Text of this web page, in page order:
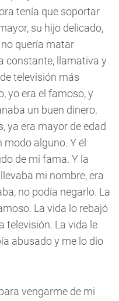
tenía que soportar
su hijo delicado,
quería matar
constante, llamativa y
televisión más
yo era el famoso, y
un buen dinero.
ya era mayor de edad
alguno. Y él
de mi fama. Y la
mi nombre, era
no podía negarlo. La
La vida lo rebajó
televisión. La vida le
abusado y me lo dio
vengarme de mi